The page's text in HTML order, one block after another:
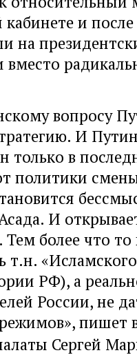
и после
на
вместо
вопросу
И
только в
политики
И
более что то
«Исламского
РФ), а
России, не
пишет
Сергей